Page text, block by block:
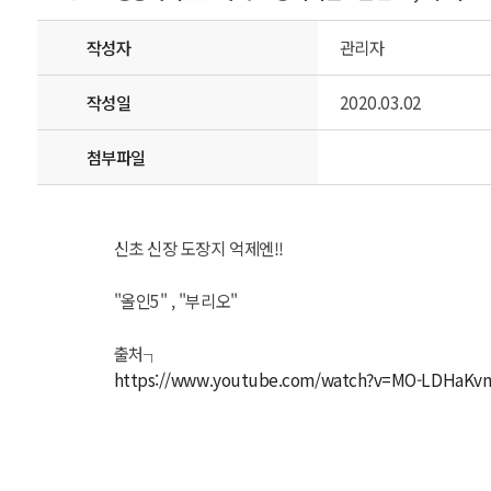
작성자 관리자
작성일 2020.03.02
첨부파일
신초 신장 도장지 억제엔!!
"올인5" , "부리오"
출처┐
https://www.youtube.com/watch?v=MO-